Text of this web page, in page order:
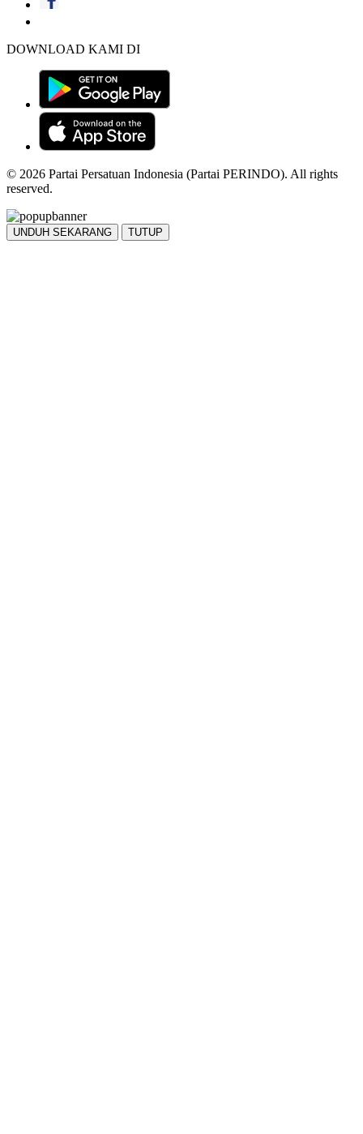
DOWNLOAD KAMI DI
© 2026 Partai Persatuan Indonesia (Partai PERINDO). All rights
reserved.
UNDUH SEKARANG TUTUP